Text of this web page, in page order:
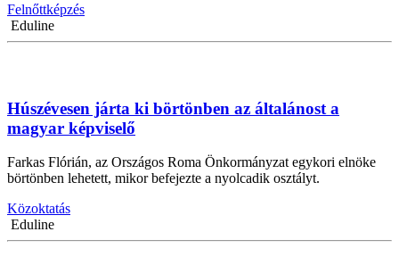
Felnőttképzés
Eduline
Húszévesen járta ki börtönben az általánost a
magyar képviselő
Farkas Flórián, az Országos Roma Önkormányzat egykori elnöke
börtönben lehetett, mikor befejezte a nyolcadik osztályt.
Közoktatás
Eduline